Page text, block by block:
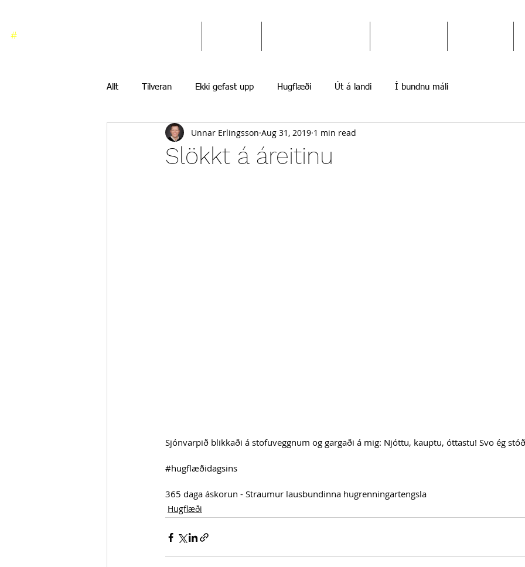
#
Allt Tilveran Ekki gefast upp Hugflæði Út á landi Í bundnu máli
Slökkt á áreitinu
Unnar Erlingsson Aug 31, 2019 1 min read
Sjónvarpið blikkaði á stofuveggnum og gargaði á mig: Njóttu, kauptu, óttastu! Svo ég
#hugflæðidagsins
365 daga áskorun - Straumur lausbundinna hugrenningartengsla
Hugflæði